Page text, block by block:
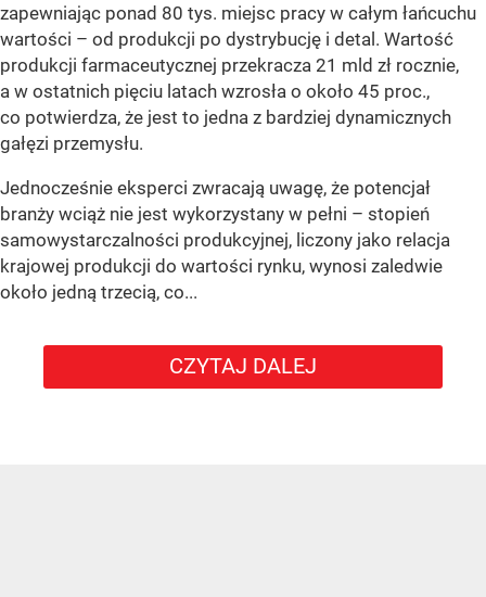
zapewniając ponad 80 tys. miejsc pracy w całym łańcuchu
wartości – od produkcji po dystrybucję i detal. Wartość
produkcji farmaceutycznej przekracza 21 mld zł rocznie,
a w ostatnich pięciu latach wzrosła o około 45 proc.,
co potwierdza, że jest to jedna z bardziej dynamicznych
gałęzi przemysłu.
Jednocześnie eksperci zwracają uwagę, że potencjał
branży wciąż nie jest wykorzystany w pełni – stopień
samowystarczalności produkcyjnej, liczony jako relacja
krajowej produkcji do wartości rynku, wynosi zaledwie
około jedną trzecią, co...
CZYTAJ DALEJ